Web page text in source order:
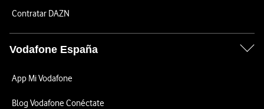
Contratar DAZN
Vodafone España
App Mi Vodafone
Blog Vodafone Conéctate